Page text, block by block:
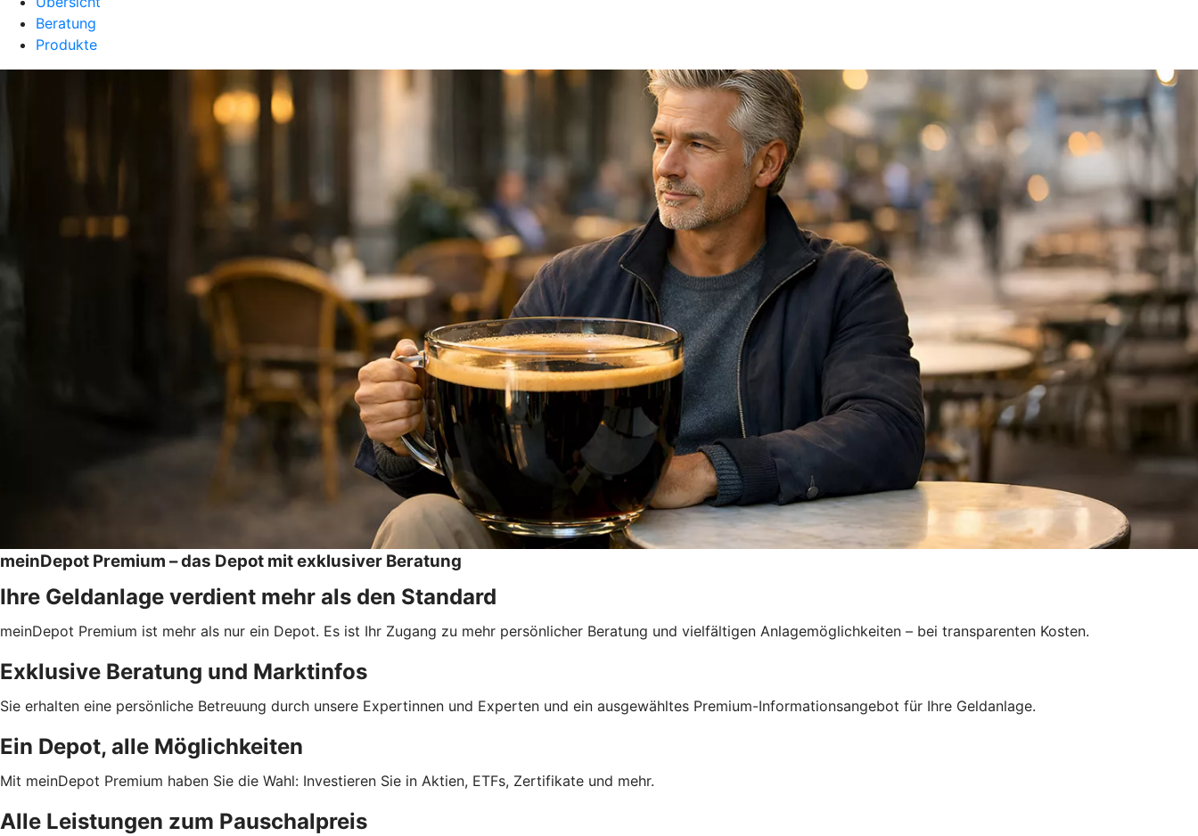
Beratung
Produkte
meinDepot Premium – das Depot mit exklusiver Beratung
Ihre Geldanlage verdient mehr als den Standard
meinDepot Premium ist mehr als nur ein Depot. Es ist Ihr Zugang zu mehr persönlicher Beratung und vielfältigen Anlagemöglichkeiten – bei transparenten Kosten.
Exklusive Beratung und Marktinfos
Sie erhalten eine persönliche Betreuung durch unsere Expertinnen und Experten und ein ausgewähltes Premium-Informationsangebot für Ihre Geldanlage.
Ein Depot, alle Möglichkeiten
Mit meinDepot Premium haben Sie die Wahl: Investieren Sie in Aktien, ETFs, Zertifikate und mehr.
Alle Leistungen zum Pauschalpreis